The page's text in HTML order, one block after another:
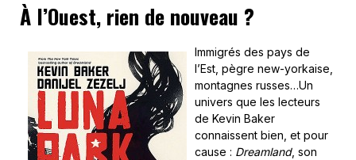
À l’Ouest, rien de nouveau ?
Immigrés des pays de
l’Est, pègre new-yorkaise,
montagnes russes…Un
univers que les lecteurs
de Kevin Baker
connaissent bien, et pour
cause : Dreamland, son